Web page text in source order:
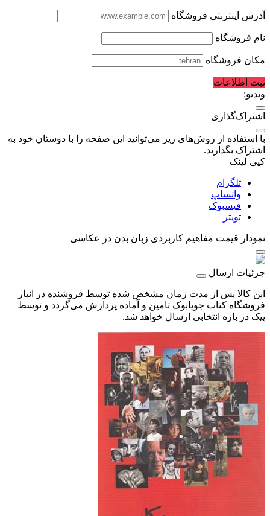
آدرس اینترنتی فروشگاه
نام فروشگاه
مکان فروشگاه
ثبت اطلاعات
ویدیو:
اشتراک‌گذاری
با استفاده از روش‌های زیر می‌توانید این صفحه را با دوستان خود به
اشتراک بگذارید.
کپی لینک
تلگرام
واتساپ
فیسبوک
تویتر
نمودار قیمت مفاهیم کاربردی زبان بدن در عکاسی
جزئیات ارسال
این کالا پس از مدت زمان مشخص شده توسط فروشنده در انبار
فروشگاه کتاب جویابوک تامین و آماده پردازش می‌گردد و توسط
پیک در بازه انتخابی ارسال خواهد شد.